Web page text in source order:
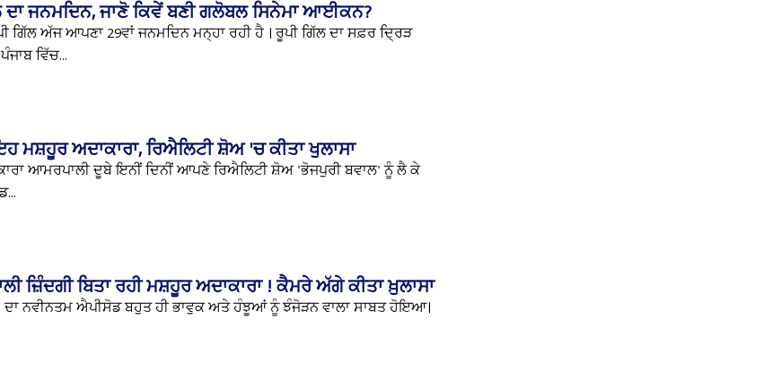
ਦਾ ਜਨਮਦਿਨ, ਜਾਣੋ ਕਿਵੇਂ ਬਣੀ ਗਲੋਬਲ ਸਿਨੇਮਾ ਆਈਕਨ?
ਗਿੱਲ ਅੱਜ ਆਪਣਾ 29ਵਾਂ ਜਨਮਦਿਨ ਮਨ੍ਹਾ ਰਹੀ ਹੈ । ਰੂਪੀ ਗਿੱਲ ਦਾ ਸਫ਼ਰ ਦ੍ਰਿੜ
ਵਿੱਚ...
ਮਸ਼ਹੂਰ ਅਦਾਕਾਰਾ, ਰਿਐਲਿਟੀ ਸ਼ੋਅ 'ਚ ਕੀਤਾ ਖੁਲਾਸਾ
ਆਮਰਪਾਲੀ ਦੂਬੇ ਇਨੀਂ ਦਿਨੀਂ ਆਪਣੇ ਰਿਐਲਿਟੀ ਸ਼ੋਅ 'ਭੋਜਪੁਰੀ ਬਵਾਲ' ਨੂੰ ਲੈ ਕੇ
ਜ਼ਿੰਦਗੀ ਬਿਤਾ ਰਹੀ ਮਸ਼ਹੂਰ ਅਦਾਕਾਰਾ ! ਕੈਮਰੇ ਅੱਗੇ ਕੀਤਾ ਖ਼ੁਲਾਸਾ
ਨਵੀਨਤਮ ਐਪੀਸੋਡ ਬਹੁਤ ਹੀ ਭਾਵੁਕ ਅਤੇ ਹੰਝੂਆਂ ਨੂੰ ਝੰਜੋੜਨ ਵਾਲਾ ਸਾਬਤ ਹੋਇਆ।